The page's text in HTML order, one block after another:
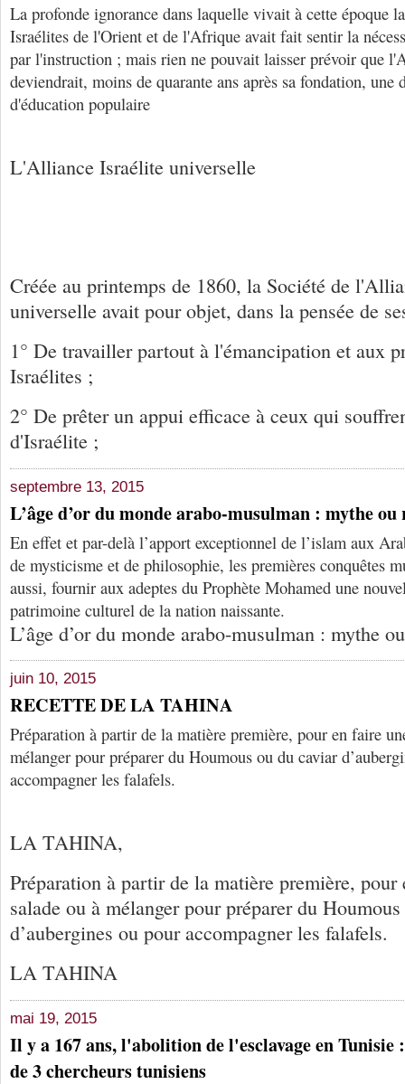
La profonde ignorance dans laquelle vivait à cette époque
Israélites de l'Orient et de l'Afrique avait fait sentir la
par l'instruction ; mais rien ne pouvait laisser prévoir que
deviendrait, moins de quarante ans après sa fondation, une
d'éducation populaire
L'Alliance Israélite universelle
Créée au printemps de 1860, la Société de
universelle avait pour objet, dans la pensée de
1° De travailler partout à l'émancipation et aux
Israélites ;
2° De prêter un appui efficace à ceux qui
d'Israélite ;
septembre 13, 2015
L’âge d’or du monde arabo-musulman : mythe
En effet et par-delà l’apport exceptionnel de l’islam aux
de mysticisme et de philosophie, les premières conquêtes
aussi, fournir aux adeptes du Prophète Mohamed une
patrimoine culturel de la nation naissante.
L’âge d’or du monde arabo-musulman : mythe
juin 10, 2015
RECETTE DE LA TAHINA
Préparation à partir de la matière première, pour en faire
mélanger pour préparer du Houmous ou du caviar
accompagner les falafels.
LA TAHINA,
Préparation à partir de la matière première, pour
salade ou à mélanger pour préparer du
d’aubergines ou pour accompagner les falafels.
LA TAHINA
mai 19, 2015
Il y a 167 ans, l'abolition de l'esclavage en Tunisie
de 3 chercheurs tunisiens